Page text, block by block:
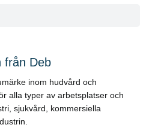
från Deb
inom hudvård och
alla typer av arbetsplatser och
sjukvård, kommersiella